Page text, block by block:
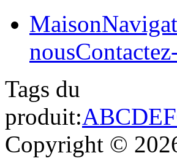
Maison
nous
Tags du
produit:ABCDEF
Copyright ©